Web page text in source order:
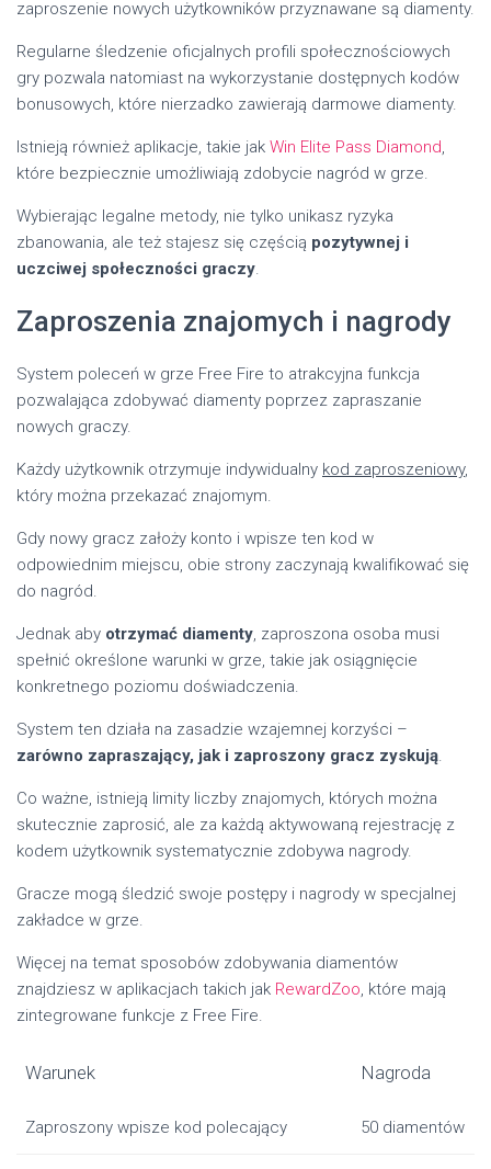
zaproszenie nowych użytkowników przyznawane są diamenty.
Regularne śledzenie oficjalnych profili społecznościowych
gry pozwala natomiast na wykorzystanie dostępnych kodów
bonusowych, które nierzadko zawierają darmowe diamenty.
Istnieją również aplikacje, takie jak Win Elite Pass Diamond,
które bezpiecznie umożliwiają zdobycie nagród w grze.
Wybierając legalne metody, nie tylko unikasz ryzyka
zbanowania, ale też stajesz się częścią pozytywnej i
uczciwej społeczności graczy.
Zaproszenia znajomych i nagrody
System poleceń w grze Free Fire to atrakcyjna funkcja
pozwalająca zdobywać diamenty poprzez zapraszanie
nowych graczy.
Każdy użytkownik otrzymuje indywidualny kod zaproszeniowy,
który można przekazać znajomym.
Gdy nowy gracz założy konto i wpisze ten kod w
odpowiednim miejscu, obie strony zaczynają kwalifikować się
do nagród.
Jednak aby otrzymać diamenty, zaproszona osoba musi
spełnić określone warunki w grze, takie jak osiągnięcie
konkretnego poziomu doświadczenia.
System ten działa na zasadzie wzajemnej korzyści –
zarówno zapraszający, jak i zaproszony gracz zyskują.
Co ważne, istnieją limity liczby znajomych, których można
skutecznie zaprosić, ale za każdą aktywowaną rejestrację z
kodem użytkownik systematycznie zdobywa nagrody.
Gracze mogą śledzić swoje postępy i nagrody w specjalnej
zakładce w grze.
Więcej na temat sposobów zdobywania diamentów
znajdziesz w aplikacjach takich jak RewardZoo, które mają
zintegrowane funkcje z Free Fire.
Warunek Nagroda
Zaproszony wpisze kod polecający 50 diamentów